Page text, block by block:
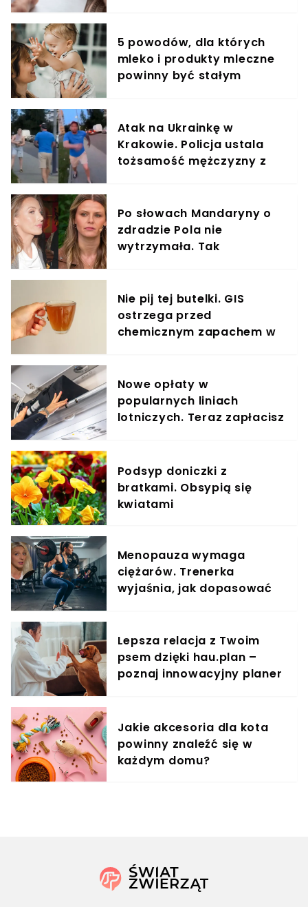
5 powodów, dla których
mleko i produkty mleczne
powinny być stałym
Atak na Ukrainkę w
Krakowie. Policja ustala
tożsamość mężczyzny z
Po słowach Mandaryny o
zdradzie Pola nie
wytrzymała. Tak
Nie pij tej butelki. GIS
ostrzega przed
chemicznym zapachem w
Nowe opłaty w
popularnych liniach
lotniczych. Teraz zapłacisz
Podsyp doniczki z
bratkami. Obsypią się
kwiatami
Menopauza wymaga
ciężarów. Trenerka
wyjaśnia, jak dopasować
Lepsza relacja z Twoim
psem dzięki hau.plan –
poznaj innowacyjny planer
Jakie akcesoria dla kota
powinny znaleźć się w
każdym domu?